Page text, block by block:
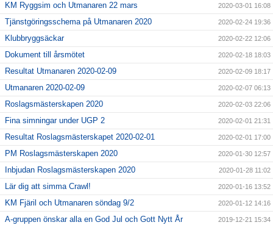
KM Ryggsim och Utmanaren 22 mars 2020-03-01 16:08
Tjänstgöringsschema på Utmanaren 2020 2020-02-24 19:36
Klubbryggsäckar 2020-02-22 12:06
Dokument till årsmötet 2020-02-18 18:03
Resultat Utmanaren 2020-02-09 2020-02-09 18:17
Utmanaren 2020-02-09 2020-02-07 06:13
Roslagsmästerskapen 2020 2020-02-03 22:06
Fina simningar under UGP 2 2020-02-01 21:31
Resultat Roslagsmästerskapet 2020-02-01 2020-02-01 17:00
PM Roslagsmästerskapen 2020 2020-01-30 12:57
Inbjudan Roslagsmästerskapen 2020 2020-01-28 11:02
Lär dig att simma Crawl! 2020-01-16 13:52
KM Fjäril och Utmanaren söndag 9/2 2020-01-12 14:16
A-gruppen önskar alla en God Jul och Gott Nytt År 2019-12-21 15:34